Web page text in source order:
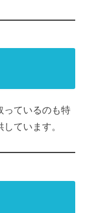
っているのも特
ています。